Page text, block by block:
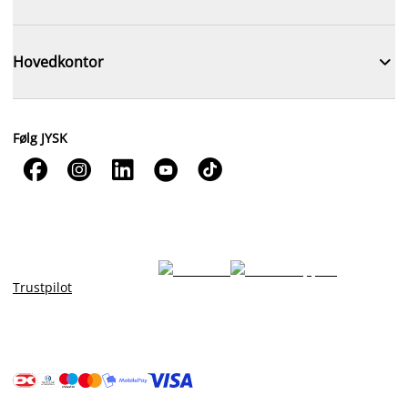
Hovedkontor 
Følg JYSK
    
Trustpilot